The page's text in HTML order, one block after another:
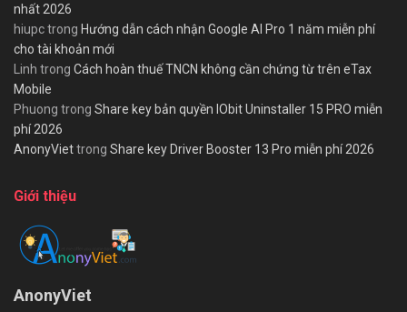
nhất 2026
hiupctrong Hướng dẫn cách nhận Google AI Pro 1 năm miễn phí
cho tài khoản mới
Linh trong Cách hoàn thuế TNCN không cần chứng từ trên eTax
Mobile
Phuong trong Share key bản quyền IObit Uninstaller 15 PRO miễn
phí 2026
AnonyViettrong Share key Driver Booster 13 Pro miễn phí 2026
Giới thiệu
AnonyViet